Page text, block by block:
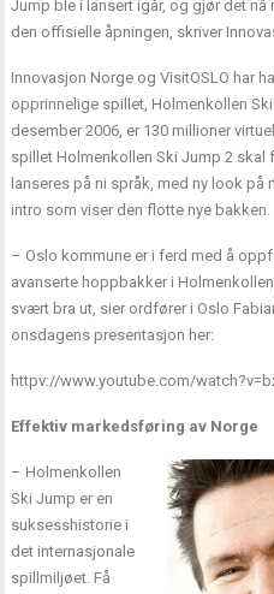
Jump ble i lansert igår, og gjør det
den offisielle åpningen, skriver
Innovasjon Norge og VisitOSLO har
opprinnelige spillet, Holmenkollen
desember 2006, er 130 millioner
spillet Holmenkollen Ski Jump 2
lanseres på ni språk, med ny look
intro som viser den flotte nye bakken.
– Oslo kommune er i ferd med å
avanserte hoppbakker i
svært bra ut, sier ordfører i Oslo
onsdagens presentasjon her:
httpv://www.youtube.com/
Effektiv markedsføring av Norge
– Holmenkollen
Ski Jump er en
suksesshistorie i
det internasjonale
spillmiljøet. Få